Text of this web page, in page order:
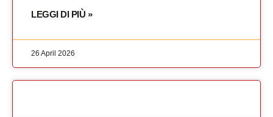
LEGGI DI PIÙ »
26 April 2026